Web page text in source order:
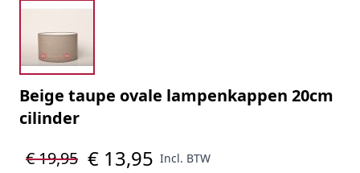
Beige taupe ovale lampenkappen 20cm
cilinder
€ 19,95 € 13,95 Incl. BTW